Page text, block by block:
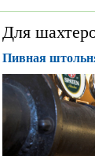
Для
Пивная